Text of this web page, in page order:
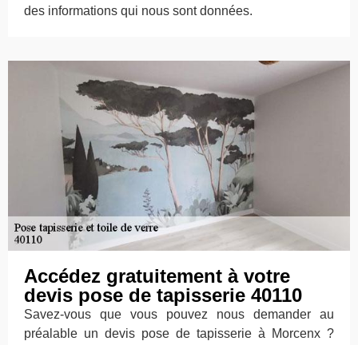
des informations qui nous sont données.
Accédez gratuitement à votre
devis pose de tapisserie 40110
Savez-vous que vous pouvez nous demander au
préalable un devis pose de tapisserie à Morcenx ?